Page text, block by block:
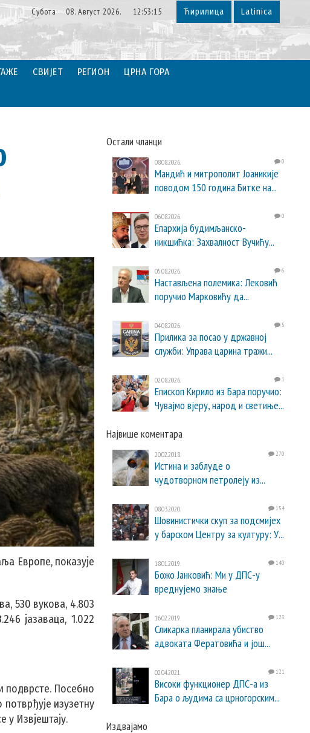
Субота 08. Август 2026. 12:53:16 Ћирилица Latinica
СВИЈЕТ РЕГИОН ЦРНА ГОРА
Европе, показује
530 вукова, 4.803
јазаваца, 1.022
подврсте. Посебно
изузетну
Извјештају.
Остали чланци
08.08.2026. 0
Мандић и митрополит Јоаникије
поводом 150 година Битке на...
06.08.2026. 0
Епархија будимљанско-
никшићка: Захвалност Вучићу...
05.08.2026. 6
Настављена полемика: Лековић
поручио Марковићу да...
04.08.2026. 5
Прилика за посао у државној
служби: Управа царина тражи...
02.08.2026. 1
Епископ Кирило из Бара поручио:
Чувајмо вјеру, народ и светиње...
Највише коментара
20.02.2018. 270
Истина и заблуде о
чудотворном петролеју из...
08.03.2020. 154
Шовинистички скуп за подсмијех
у барском Центру за културу: У...
18.01.2019. 140
Божо Јанковић: Ми у ДПС-у
вреднујемо знање
16.02.2019. 123
Сликарка планирала убиство
адвоката Фератовића и још...
02.04.2021. 121
Високи функционер ДПС-а из
Бара о људима са црногорским...
Издвајамо